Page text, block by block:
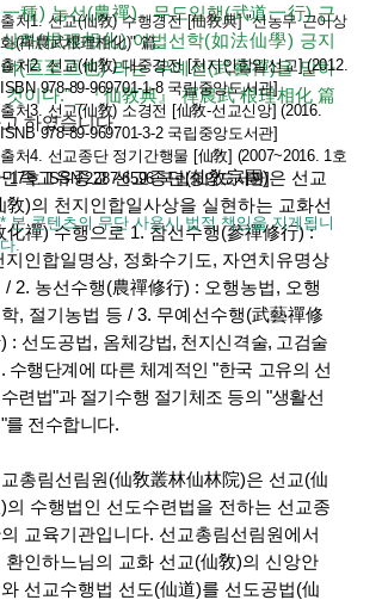
種) 농선(農禪) . 무도일행(武道一行) 근
화(根理相化) 여법선학(如法仙學) 긍지
(亘至亘也) 라는 무예선(武藝禪)을 말하
것이다." _『仙敎典』 禪農武 根理相化 篇
하였습니다.
족고유종교 선교종단(仙敎宗團)은 선교
敎)의 천지인합일사상을 실현하는 교화선
化禪) 수행으로 1. 참선수행(參禪修行) :
인합일명상, 정화수기도, 자연치유명상
/ 2. 농선수행(農禪修行) : 오행농법, 오행
, 절기농법 등 / 3. 무예선수행(武藝禪修
: 선도공법, 옴체강법, 천지신격술, 고검술
수행단계에 따른 체계적인 "한국 고유의 선
련법"과 절기수행 절기체조 등의 "생활선
를 전수합니다.
총림선림원(仙敎叢林仙林院)은 선교(仙
의 수행법인 선도수련법을 전하는 선교종
교육기관입니다. 선교총림선림원에서
환인하느님의 교화 선교(仙敎)의 신앙안
선교수행법 선도(仙道)를 선도공법(仙
출처1. 선교(仙敎) 수행경전 [仙敎典] "선농무 근이상
화(禪農武根理相化)" 篇.
출처2. 선교(仙敎) 대중경전 [천지인합일선교] (2012.
ISBN978-89-969701-1-8국립중앙도서관]
출처3. 선교(仙敎) 소경전 [仙敎-선교신앙] (2016.
ISNB978-89-969701-3-2국립중앙도서관]
출처4. 선교종단 정기간행물 [仙敎] (2007~2016. 1호
~17호 ISSN2287-6596국립중앙도서관]
* 본 콘텐츠의 무단 사용시 법적 책임을 지게됩니
다.